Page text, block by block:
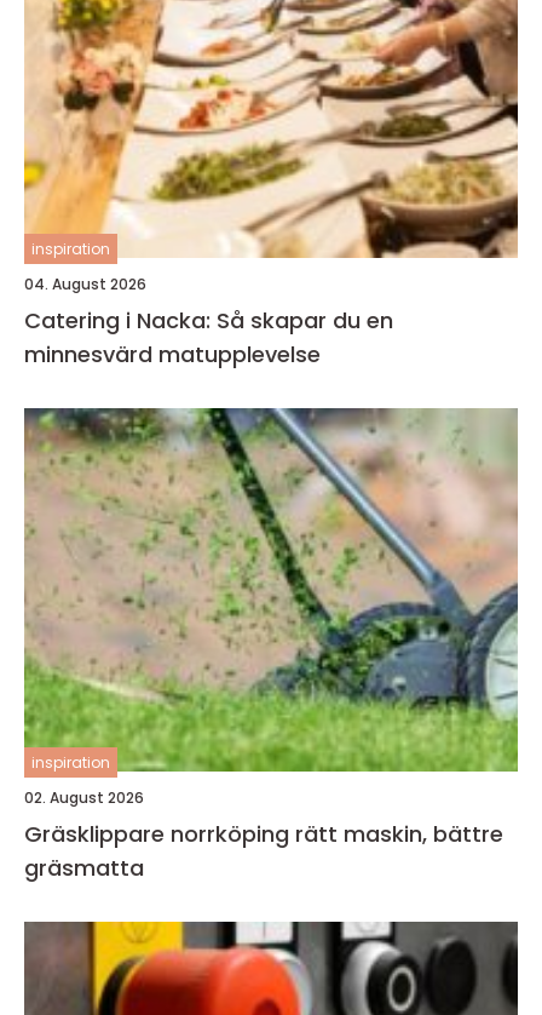
inspiration
04. August 2026
Catering i Nacka: Så skapar du en
minnesvärd matupplevelse
inspiration
02. August 2026
Gräsklippare norrköping rätt maskin, bättre
gräsmatta